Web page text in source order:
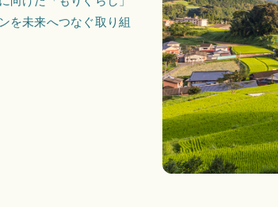
を未来へつなぐ取り組